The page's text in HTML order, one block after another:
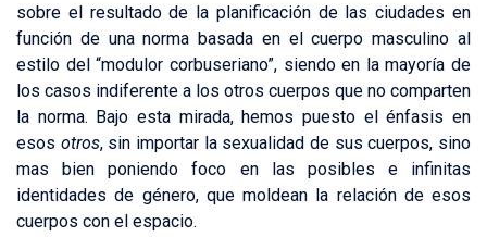
sobre el resultado de la planificación de las ciudades en
función de una norma basada en el cuerpo masculino al
estilo del “modulor corbuseriano”, siendo en la mayoría de
los casos indiferente a los otros cuerpos que no comparten
la norma. Bajo esta mirada, hemos puesto el énfasis en
esos otros, sin importar la sexualidad de sus cuerpos, sino
mas bien poniendo foco en las posibles e infinitas
identidades de género, que moldean la relación de esos
cuerpos con el espacio.